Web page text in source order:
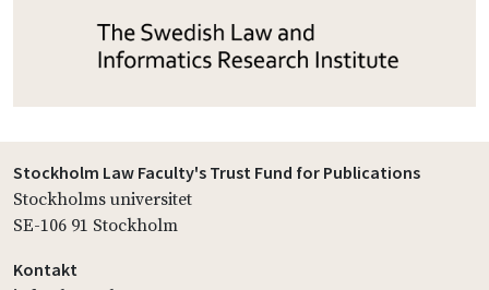
Stockholm Law Faculty's Trust Fund for Publications
Stockholms universitet
SE-106 91 Stockholm
Kontakt